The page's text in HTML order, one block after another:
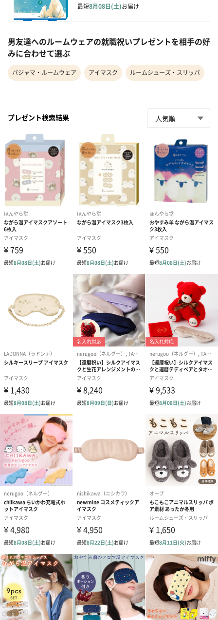
最短8月08日(土)お届け
男友達へのルームウェアの就職祝いプレゼントを相手の好
みに合わせて選ぶ
パジャマ・ルームウェア アイマスク ルームシューズ・スリッパ
プレゼント検索結果